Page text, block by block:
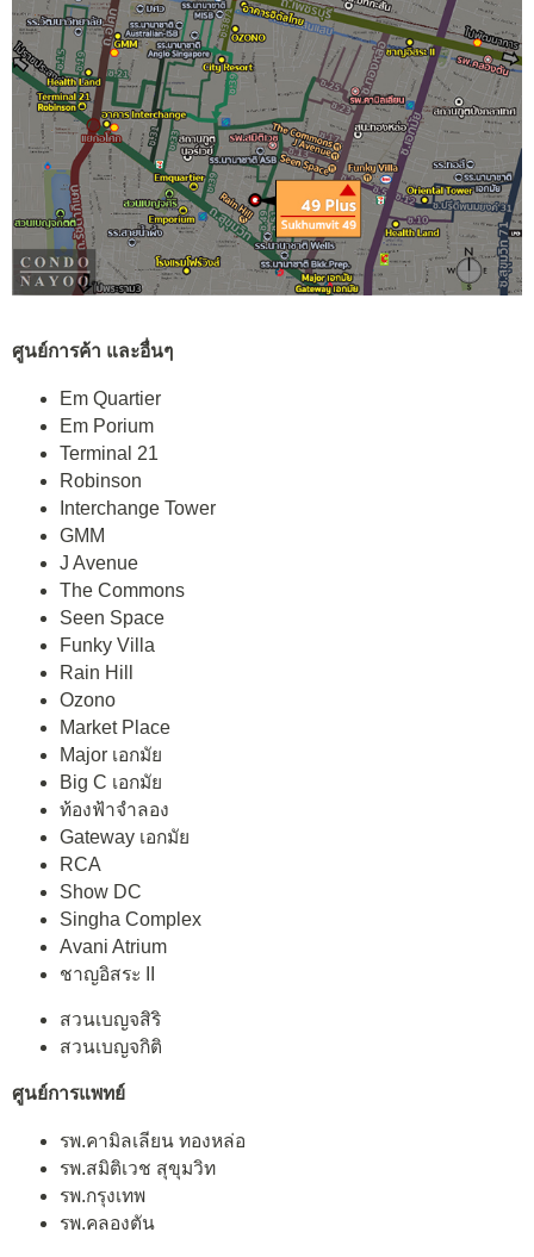
ศูนย์การค้า และอื่นๆ
Em Quartier
Em Porium
Terminal 21
Robinson
Interchange Tower
GMM
J Avenue
The Commons
Seen Space
Funky Villa
Rain Hill
Ozono
Market Place
Major เอกมัย
Big C เอกมัย
ท้องฟ้าจำลอง
Gateway เอกมัย
RCA
Show DC
Singha Complex
Avani Atrium
ชาญอิสระ II
สวนเบญจสิริ
สวนเบญจกิติ
ศูนย์การแพทย์
รพ.คามิลเลียน ทองหล่อ
รพ.สมิติเวช สุขุมวิท
รพ.กรุงเทพ
รพ.คลองตัน